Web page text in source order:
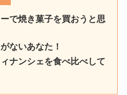
で焼き菓子を買おうと思
ないあなた！
ナンシェを食べ比べして